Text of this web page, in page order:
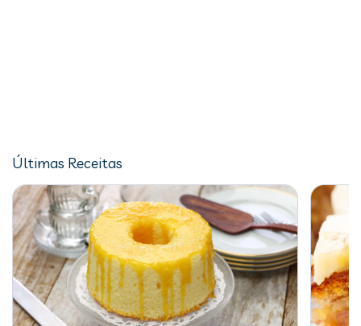
Últimas Receitas